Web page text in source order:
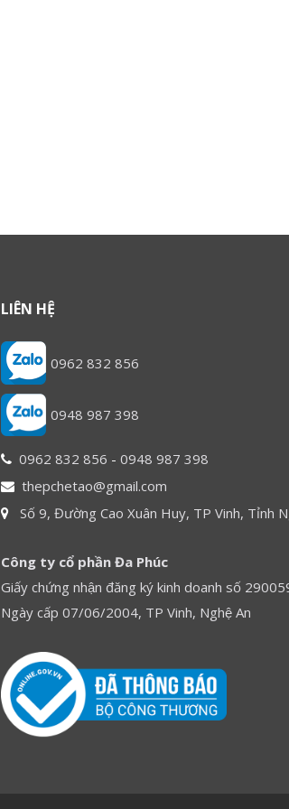
LIÊN HỆ
0962 832 856
0948 987 398
0962 832 856 - 0948 987 398
thepchetao@gmail.com
Số 9, Đường Cao Xuân Huy, TP Vinh, Tỉnh
Công ty cổ phần Đa Phúc
Giấy chứng nhận đăng ký kinh doanh số
Ngày cấp 07/06/2004, TP Vinh, Nghệ An